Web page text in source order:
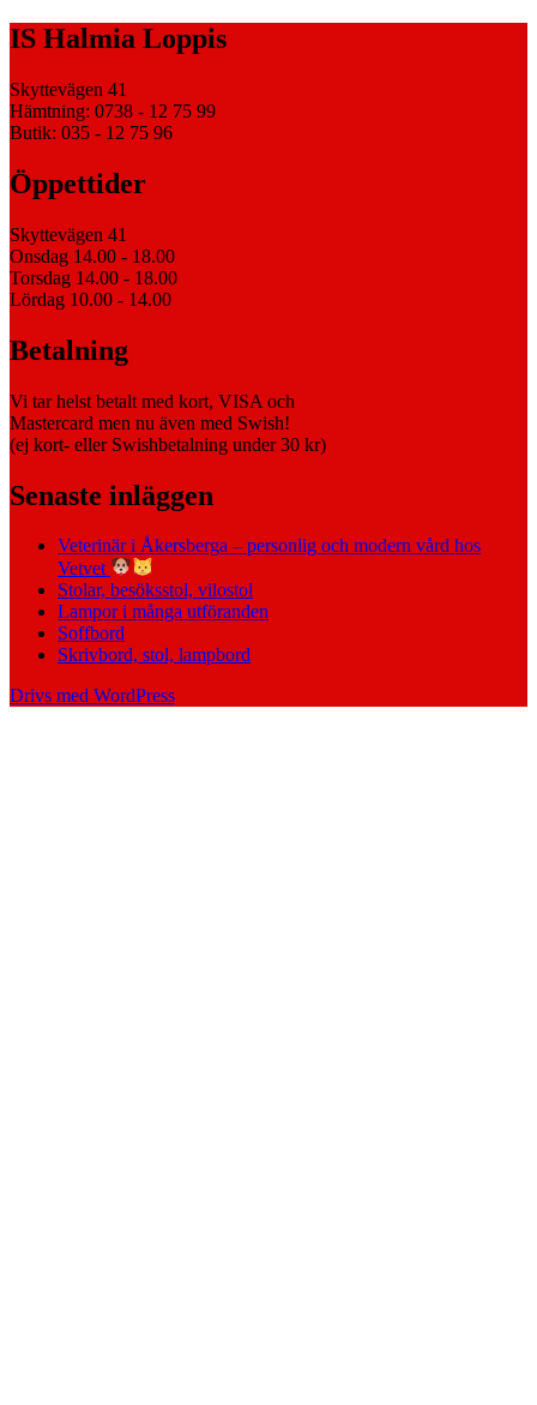
IS Halmia Loppis
Skyttevägen 41
Hämtning: 0738 - 12 75 99
Butik: 035 - 12 75 96
Öppettider
Skyttevägen 41
Onsdag 14.00 - 18.00
Torsdag 14.00 - 18.00
Lördag 10.00 - 14.00
Betalning
Vi tar helst betalt med kort, VISA och
Mastercard men nu även med Swish!
(ej kort- eller Swishbetalning under 30 kr)
Senaste inläggen
Veterinär i Åkersberga – personlig och modern vård hos
Vetvet
Stolar, besöksstol, vilostol
Lampor i många utföranden
Soffbord
Skrivbord, stol, lampbord
Drivs med WordPress